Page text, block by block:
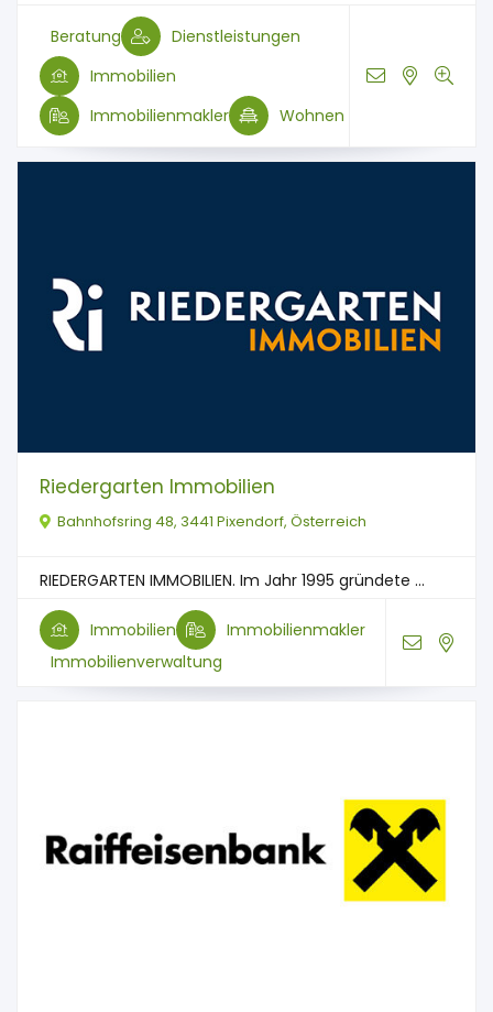
Beratung
Dienstleistungen
Immobilien
Immobilienmakler
Wohnen
Riedergarten Immobilien
Bahnhofsring 48, 3441 Pixendorf, Österreich
RIEDERGARTEN IMMOBILIEN. Im Jahr 1995 gründete ...
Immobilien
Immobilienmakler
Immobilienverwaltung